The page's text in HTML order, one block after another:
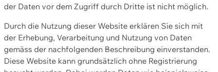
der Daten vor dem Zugriff durch Dritte ist nicht möglich.
Durch die Nutzung dieser Website erklären Sie sich mit
der Erhebung, Verarbeitung und Nutzung von Daten
gemäss der nachfolgenden Beschreibung einverstanden.
Diese Website kann grundsätzlich ohne Registrierung